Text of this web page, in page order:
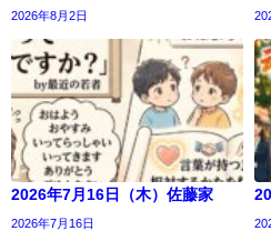
2026年8月2日
2026年7月16日（木）佐藤家
2026年7月16日